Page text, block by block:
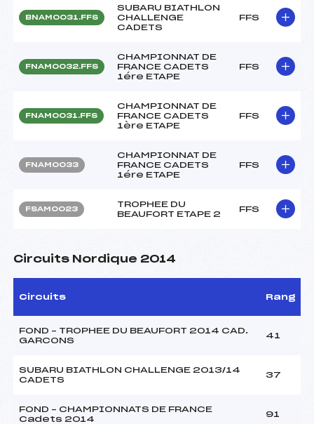
BNAM0031.FFS
SUBARU BIATHLON
CHALLENGE
CADETS
FFS
FNAM0032.FFS
CHAMPIONNAT DE
FRANCE CADETS
1ére ETAPE
FFS
FNAM0031.FFS
CHAMPIONNAT DE
FRANCE CADETS
1ère ETAPE
FFS
FNAM0033
CHAMPIONNAT DE
FRANCE CADETS
1ére ETAPE
FFS
FSAM0023
TROPHEE DU
BEAUFORT ETAPE 2
FFS
Circuits Nordique 2014
Circuits Rang
FOND – TROPHEE DU BEAUFORT 2014 CAD.
GARCONS
41
SUBARU BIATHLON CHALLENGE 2013/14
CADETS
37
FOND – CHAMPIONNATS DE FRANCE
Cadets 2014
91